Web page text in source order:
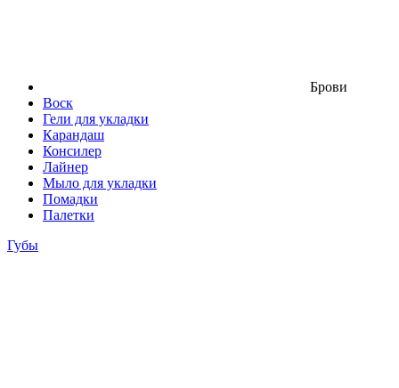
Брови
Воск
Гели для укладки
Карандаш
Консилер
Лайнер
Мыло для укладки
Помадки
Палетки
Губы